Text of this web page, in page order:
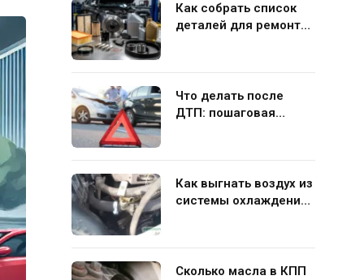
Как собрать список
деталей для ремонта
Что делать после
ДТП: пошаговая
Как выгнать воздух из
системы охлаждения
Сколько масла в КПП